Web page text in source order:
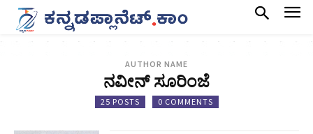
AUTHOR NAME
ನವೀನ್ ಸೂರಿಂಜೆ
25 POSTS 0 COMMENTS